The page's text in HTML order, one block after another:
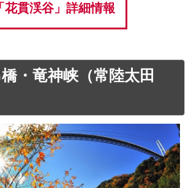
「花貫渓谷」詳細情報
・竜神峡（常陸太田